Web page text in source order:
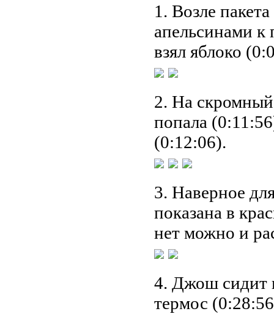
1. Возле
апельсинами к
взял яблоко
2. На
попала
(0:12:06).
3. Наверное
показана в
нет можно и
4. Джош сидит
термос